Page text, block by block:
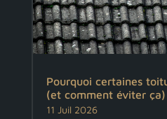
Pourquoi certaines
(et comment éviter ça)
11 Juil 2026